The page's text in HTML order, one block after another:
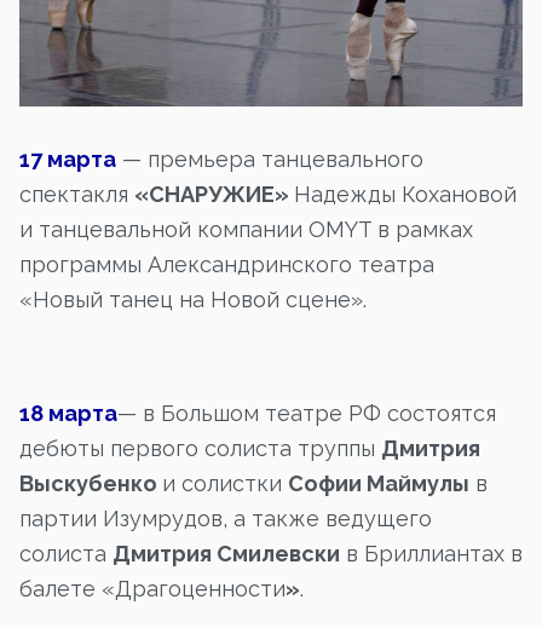
17 марта — премьера танцевального
спектакля «СНАРУЖИЕ» Надежды Кохановой
и танцевальной компании OMYT в рамках
программы Александринского театра
«Новый танец на Новой сцене».
18 марта— в Большом театре РФ состоятся
дебюты первого солиста труппы Дмитрия
Выскубенко и солистки Софии Маймулы в
партии Изумрудов, а также ведущего
солиста Дмитрия Смилевски в Бриллиантах в
балете «Драгоценности».